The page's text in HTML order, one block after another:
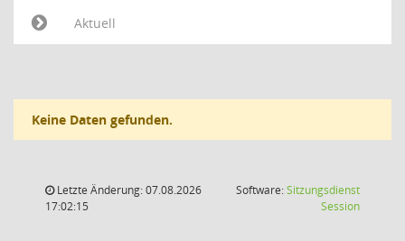
Aktuell
Keine Daten gefunden.
Letzte Änderung: 07.08.2026
17:02:15
Software:Sitzungsdienst
Session(Wird in